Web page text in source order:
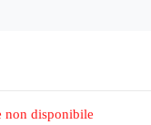
non disponibile